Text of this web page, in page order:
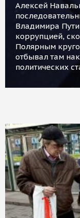
Алексей
Владимира
коррупцией,
Полярным
отбывал там
политических